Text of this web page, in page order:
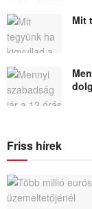
Mit
Friss hírek